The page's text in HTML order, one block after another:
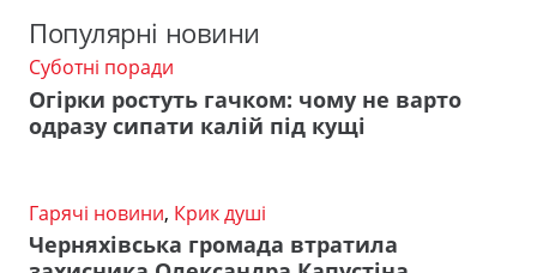
Популярні новини
Суботні поради
Огірки ростуть гачком: чому не варто
одразу сипати калій під кущі
Гарячі новини, Крик душі
Черняхівська громада втратила